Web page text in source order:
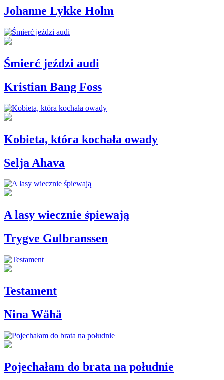
Johanne Lykke Holm
Śmierć jeździ audi
Kristian Bang Foss
Kobieta, która kochała owady
Selja Ahava
A lasy wiecznie śpiewają
Trygve Gulbranssen
Testament
Nina Wähä
Pojechałam do brata na południe